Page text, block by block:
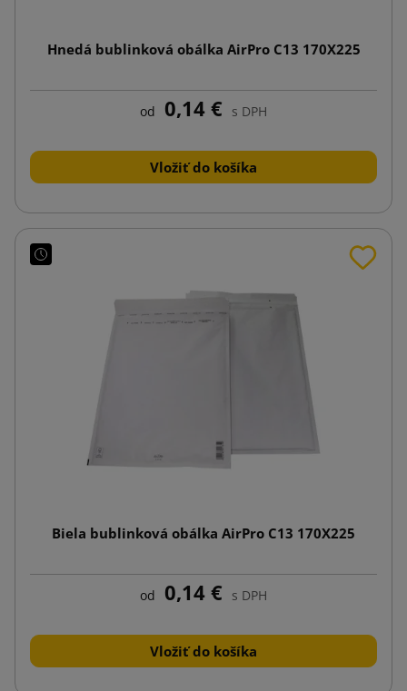
Hnedá bublinková obálka AirPro C13 170X225
od 0,14 € s DPH
Vložiť do košíka
Biela bublinková obálka AirPro C13 170X225
od 0,14 € s DPH
Vložiť do košíka